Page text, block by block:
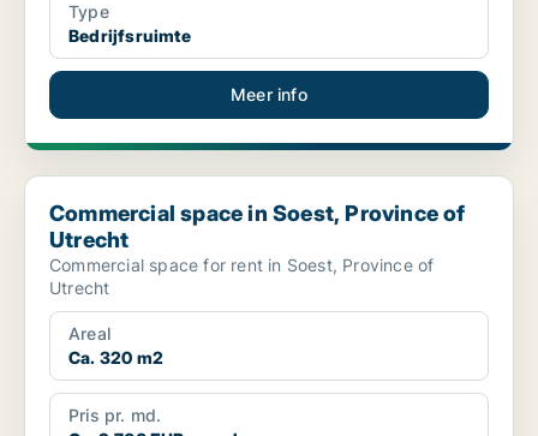
Type
Bedrijfsruimte
Meer info
Commercial space in Soest, Province of Utrecht
Commercial space in Soest, Province of
Utrecht
Commercial space for rent in Soest, Province of
Utrecht
Areal
Ca. 320 m2
Pris pr. md.